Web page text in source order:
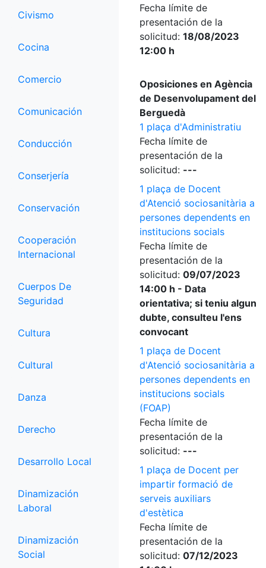
Civismo
Cocina
Comercio
Comunicación
Conducción
Conserjería
Conservación
Cooperación
Internacional
Cuerpos De
Seguridad
Cultura
Cultural
Danza
Derecho
Desarrollo Local
Dinamización
Laboral
Dinamización
Social
Fecha límite de
presentación de la
solicitud: 18/08/2023
12:00 h
Oposiciones en Agència
de Desenvolupament del
Berguedà
1 plaça d'Administratiu
Fecha límite de
presentación de la
solicitud: ---
1 plaça de Docent
d'Atenció sociosanitària a
persones dependents en
institucions socials
Fecha límite de
presentación de la
solicitud: 09/07/2023
14:00 h - Data
orientativa; si teniu algun
dubte, consulteu l'ens
convocant
1 plaça de Docent
d'Atenció sociosanitària a
persones dependents en
institucions socials
(FOAP)
Fecha límite de
presentación de la
solicitud: ---
1 plaça de Docent per
impartir formació de
serveis auxiliars
d'estètica
Fecha límite de
presentación de la
solicitud: 07/12/2023